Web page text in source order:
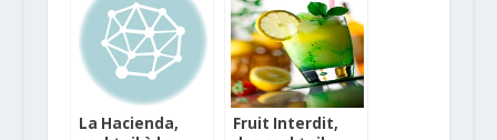
La Hacienda,
Fruit Interdit,